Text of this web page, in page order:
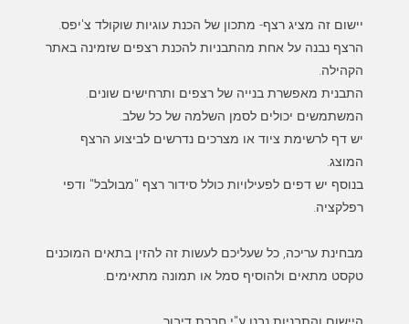
הרצף נבנה על אחת מהתבניות להכנת רצפים שזמינה באתר
יש דף לרשימת ציוד או מצרכים נדרשים לביצוע הרצף
בנוסף יש דפים לפעילויות כולל סידור רצף "מבולבל" ודפי
מבחינת עריכה, כל שעליכם לעשות זה להזין בתאים המוכנים